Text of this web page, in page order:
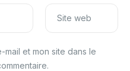
Site web
mail et mon site dans le